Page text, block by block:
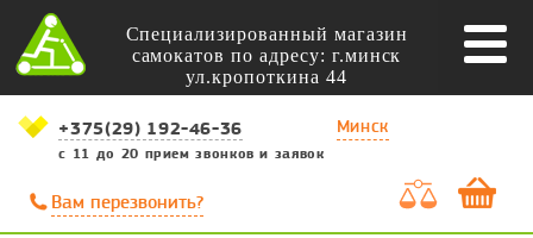
Специализированный магазин
самокатов по адресу: г.минск
ул.кропоткина 44
+375(29) 192-46-36
с 11 до 20 прием звонков и заявок
Минск
Вам перезвонить?